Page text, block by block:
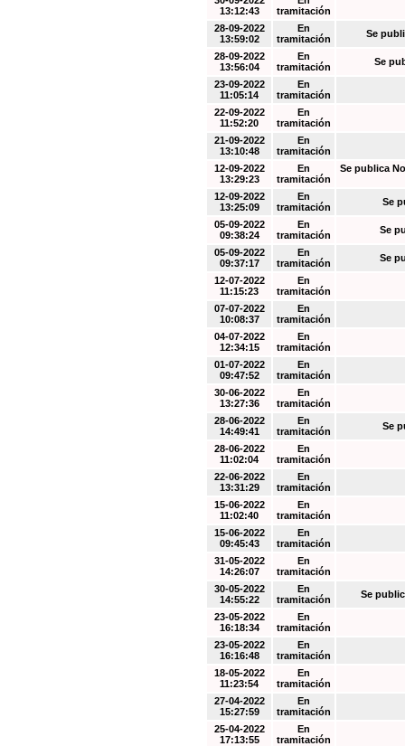
13:12:43
tramitación
28-09-2022
13:59:02
En
tramitación
Se
28-09-2022
13:56:04
En
tramitación
Se
23-09-2022
11:05:14
En
tramitación
22-09-2022
11:52:20
En
tramitación
21-09-2022
13:10:48
En
tramitación
12-09-2022
13:29:23
En
tramitación
Se publica
12-09-2022
13:25:09
En
tramitación
Se
05-09-2022
09:38:24
En
tramitación
Se
05-09-2022
09:37:17
En
tramitación
Se
12-07-2022
11:15:23
En
tramitación
07-07-2022
10:08:37
En
tramitación
04-07-2022
12:34:15
En
tramitación
01-07-2022
09:47:52
En
tramitación
30-06-2022
13:27:36
En
tramitación
28-06-2022
14:49:41
En
tramitación
Se
28-06-2022
11:02:04
En
tramitación
22-06-2022
13:31:29
En
tramitación
15-06-2022
11:02:40
En
tramitación
15-06-2022
09:45:43
En
tramitación
31-05-2022
14:26:07
En
tramitación
30-05-2022
14:55:22
En
tramitación
Se
23-05-2022
16:18:34
En
tramitación
23-05-2022
16:16:48
En
tramitación
18-05-2022
11:23:54
En
tramitación
27-04-2022
15:27:59
En
tramitación
25-04-2022
17:13:55
En
tramitación